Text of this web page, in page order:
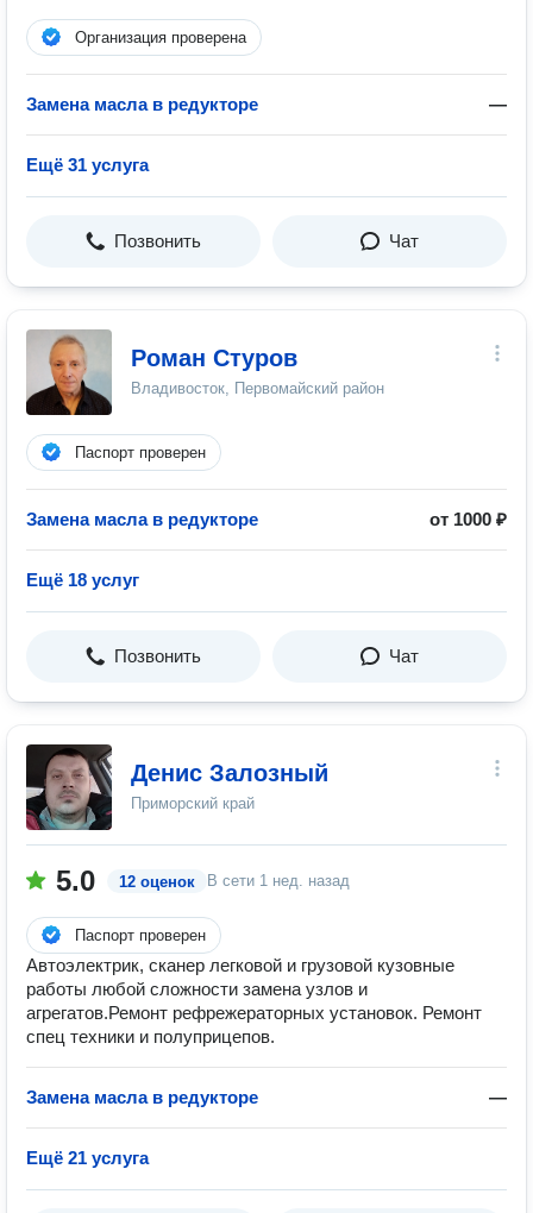
Организация проверена
Замена масла в редукторе —
Ещё 31 услуга
Позвонить Чат
Роман Стуров
Владивосток, Первомайский район
Паспорт проверен
Замена масла в редукторе от 1000 ₽
Ещё 18 услуг
Позвонить Чат
Денис Залозный
Приморский край
5.0 12 оценок В сети 1 нед. назад
Паспорт проверен
Автоэлектрик, сканер легковой и грузовой кузовные
работы любой сложности замена узлов и
агрегатов.Ремонт рефрежераторных установок. Ремонт
спец техники и полуприцепов.
Замена масла в редукторе —
Ещё 21 услуга